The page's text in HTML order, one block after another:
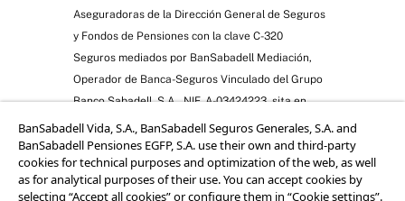
Aseguradoras de la Dirección General de Seguros
y Fondos de Pensiones con la clave C-320
Seguros mediados por BanSabadell Mediación,
Operador de Banca-Seguros Vinculado del Grupo
Banco Sabadell, S.A., NIF. A-03424223, sita en
Avenida Óscar Esplá, 37, 03007 Alicante, inscrita
en el R.M. de Alicante, y en el Registro
administrativo de distribuidores de seguros y
reaseguros de la DGSyFP con clave nº OV-0004,
BanSabadell Vida, S.A., BanSabadell Seguros Generales, S.A. and
BanSabadell Pensiones EGFP, S.A. use their own and third-party
cookies for technical purposes and optimization of the web, as well
as for analytical purposes of their use. You can accept cookies by
selecting “Accept all cookies” or configure them in “Cookie settings”.